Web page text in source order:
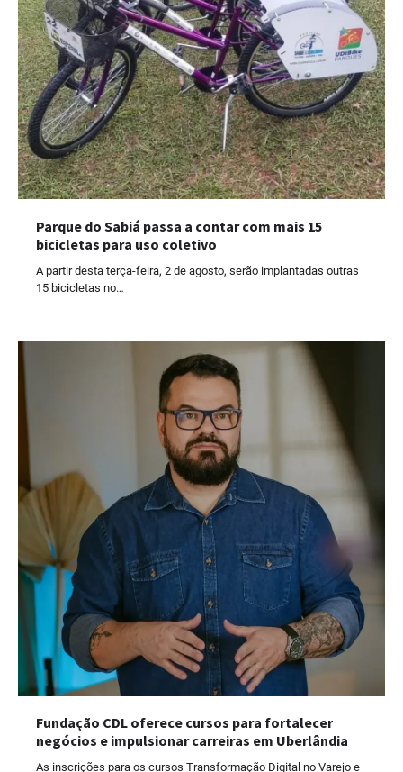
Parque do Sabiá passa a contar com mais 15
bicicletas para uso coletivo
A partir desta terça-feira, 2 de agosto, serão implantadas outras
15 bicicletas no…
Fundação CDL oferece cursos para fortalecer
negócios e impulsionar carreiras em Uberlândia
As inscrições para os cursos Transformação Digital no Varejo e